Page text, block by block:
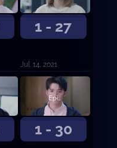
1 - 27
Jul. 14, 2021
1 - 30
Episodio 30